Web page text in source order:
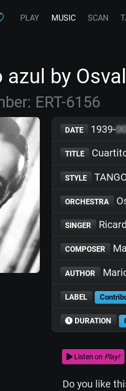
PLAY MUSIC SCAN
by
ERT-6156
DATE 1939-
TITLE
STYLE
ORCHESTRA
SINGER
COMPOSER
AUTHOR
LABEL
DURATION
Listen on Play!
Do you like